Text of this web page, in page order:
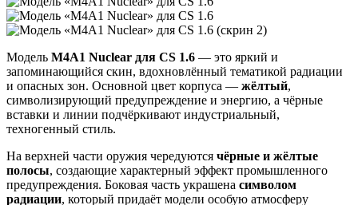
Модель M4A1 Nuclear для CS 1.6 — это яркий и
запоминающийся скин, вдохновлённый тематикой радиации
и опасных зон. Основной цвет корпуса — жёлтый,
символизирующий предупреждение и энергию, а чёрные
вставки и линии подчёркивают индустриальный,
техногенный стиль.
На верхней части оружия чередуются чёрные и жёлтые
полосы, создающие характерный эффект промышленного
предупреждения. Боковая часть украшена символом
радиации, который придаёт модели особую атмосферу